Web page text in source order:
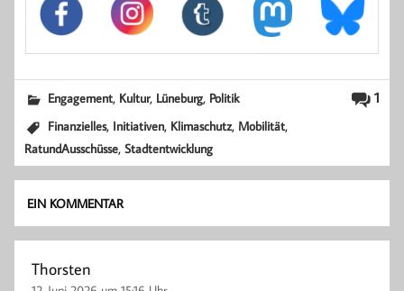
1
Engagement, Kultur, Lüneburg, Politik
Finanzielles, Initiativen, Klimaschutz, Mobilität,
RatundAusschüsse,Stadtentwicklung
EIN KOMMENTAR
Thorsten